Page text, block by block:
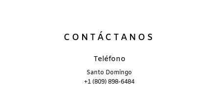
CONTÁCTANOS
Teléfono
Santo Domingo
+1 (809) 898-6484